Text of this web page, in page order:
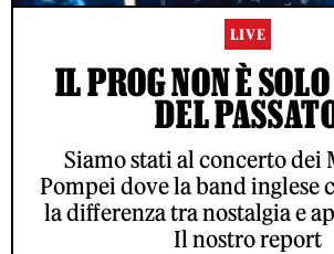
LIVE
IL PROG NON È
DEL
Siamo stati al concerto dei
Pompei dove la band inglese
la differenza tra nostalgia e
Il nostro report